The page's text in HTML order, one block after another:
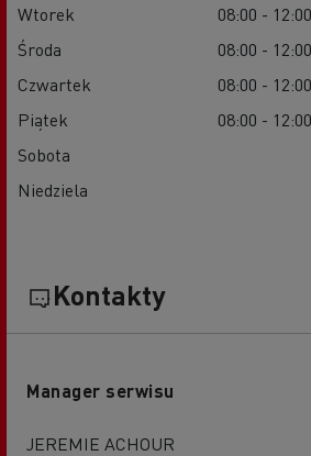
Wtorek
08:00 -
Środa
08:00 -
Czwartek
08:00 -
Piątek
08:00 -
Sobota
Niedziela
Kontakty
Manager serwisu
JEREMIE ACHOUR